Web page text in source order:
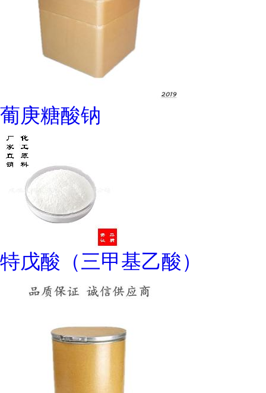
葡庚糖酸钠
特戊酸（三甲基乙酸）